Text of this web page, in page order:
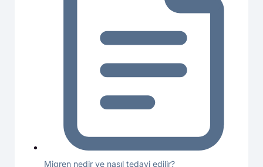
Migren nedir ve nasıl tedavi edilir?